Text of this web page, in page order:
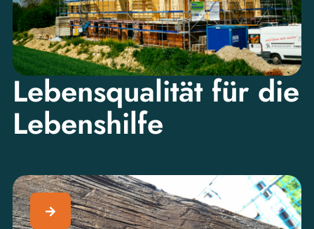
Lebensqualität für die
Lebenshilfe